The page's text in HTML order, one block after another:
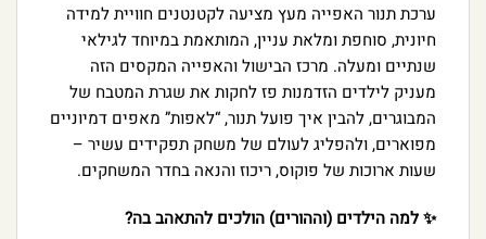
ערכת תנור האפייה מעץ מציעה לקטנטנים חוויית למידה
חיונית, סוחפת ומלאת עניין, המותאמת במיוחד לגילאי
שנתיים ומעלה. מרכז הבישול והאפייה המקסים הזה
מעניק לילדים הזדמנות פז לחקות את שגרת המטבח של
המבוגרים, להבין איך פועל תנור, “לאפות” מאפים דמיוניים
מפוארים, ולהפליג לעולם של משחק תפקידים עשיר –
שעות ארוכות של פוקוס, ריכוז והנאה בחדר המשחקים.
✨ למה הילדים (וההורים) הולכים להתאהב בה?